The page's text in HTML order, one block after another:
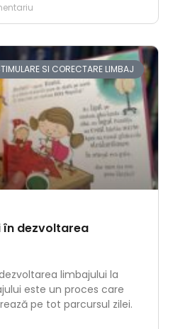
SI CORECTARE LIMBAJ
dezvoltarea
limbajului la
este un proces care
pe tot parcursul zilei.